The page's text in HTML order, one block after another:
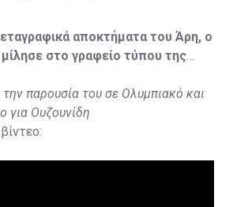
αποκτήματα του Άρη, ο
μίλησε στο γραφείο τύπου της
παρουσία του σε Ολυμπιακό και
για Ουζουνίδη